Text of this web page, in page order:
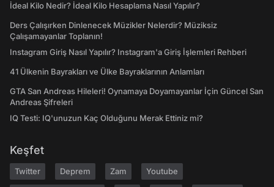
İdeal Kilo Nedir? İdeal Kilo Hesaplama Nasıl Yapılır?
Ders Çalışırken Dinlenecek Müzikler Nelerdir? Müziksiz
Çalışamayanlar Toplanın!
Instagram Giriş Nasıl Yapılır? Instagram'a Giriş İşlemleri Rehberi
41 Ülkenin Bayrakları ve Ülke Bayraklarının Anlamları
GTA San Andreas Hileleri! Oynamaya Doyamayanlar İçin Güncel San
Andreas Şifreleri
IQ Testi: IQ'unuzun Kaç Olduğunu Merak Ettiniz mi?
Keşfet
Twitter Deprem Zam Youtube